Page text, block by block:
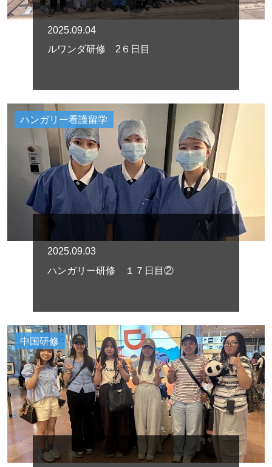
2025.09.04
ルワンダ研修 2６日目
ハンガリー看護留学
2025.09.03
ハンガリー研修 １７日目②
中国研修